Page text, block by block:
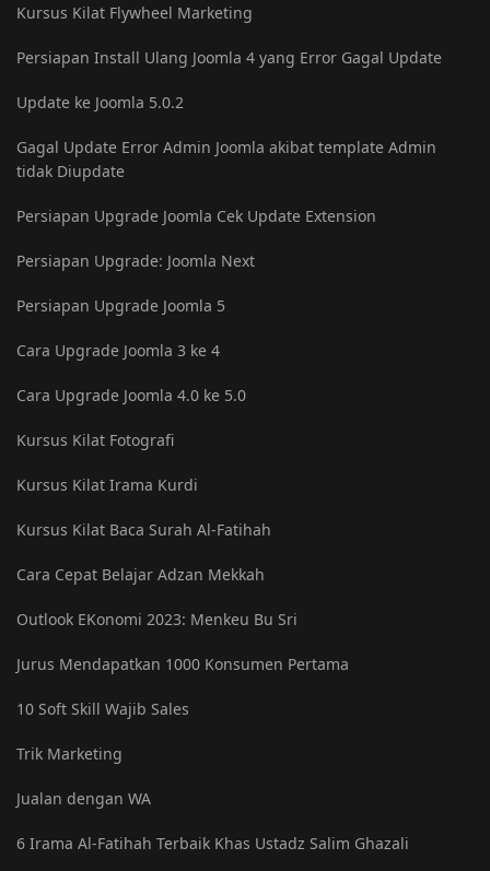
Kursus Kilat Flywheel Marketing
Persiapan Install Ulang Joomla 4 yang Error Gagal Update
Update ke Joomla 5.0.2
Gagal Update Error Admin Joomla akibat template Admin
tidak Diupdate
Persiapan Upgrade Joomla Cek Update Extension
Persiapan Upgrade: Joomla Next
Persiapan Upgrade Joomla 5
Cara Upgrade Joomla 3 ke 4
Cara Upgrade Joomla 4.0 ke 5.0
Kursus Kilat Fotografi
Kursus Kilat Irama Kurdi
Kursus Kilat Baca Surah Al-Fatihah
Cara Cepat Belajar Adzan Mekkah
Outlook EKonomi 2023: Menkeu Bu Sri
Jurus Mendapatkan 1000 Konsumen Pertama
10 Soft Skill Wajib Sales
Trik Marketing
Jualan dengan WA
6 Irama Al-Fatihah Terbaik Khas Ustadz Salim Ghazali